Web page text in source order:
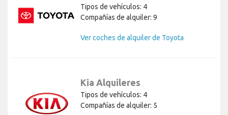
Tipos de vehículos: 4
Compañías de alquiler: 9
Ver coches de alquiler de Toyota
Kia Alquileres
Tipos de vehículos: 4
Compañías de alquiler: 5